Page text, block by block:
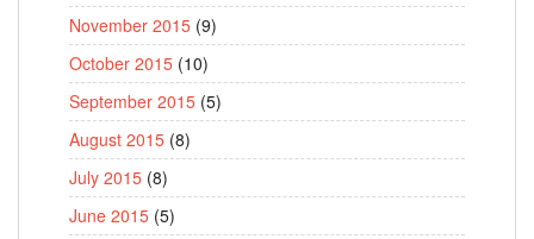
November 2015 (9)
October 2015 (10)
September 2015 (5)
August 2015 (8)
July 2015 (8)
June 2015 (5)